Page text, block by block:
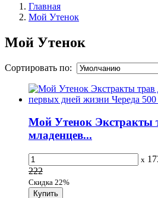
Главная
Мой Утенок
Мой Утенок
Сортировать по:
Мой Утенок Экстракты
младенцев...
x
222
Скидка 22%